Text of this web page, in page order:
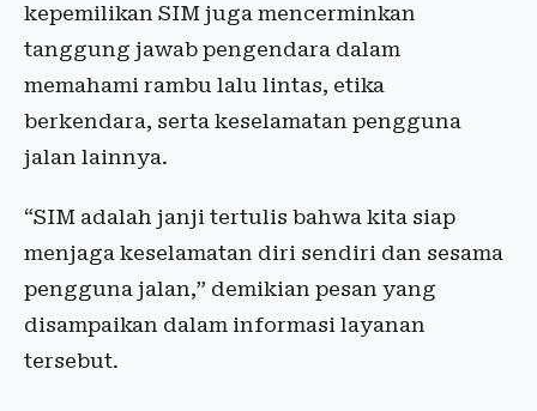
kepemilikan SIM juga mencerminkan
tanggung jawab pengendara dalam
memahami rambu lalu lintas, etika
berkendara, serta keselamatan pengguna
jalan lainnya.
“SIM adalah janji tertulis bahwa kita siap
menjaga keselamatan diri sendiri dan sesama
pengguna jalan,” demikian pesan yang
disampaikan dalam informasi layanan
tersebut.